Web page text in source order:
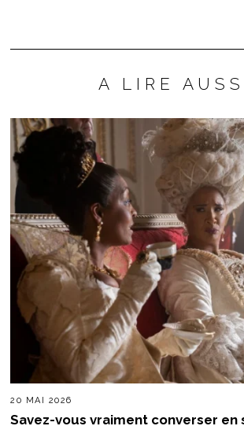
A LIRE
20 MAI 2026
Savez-vous vraiment converser en